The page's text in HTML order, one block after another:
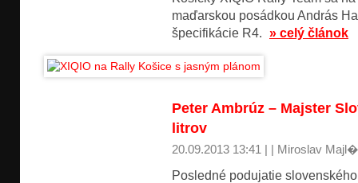
maďarskou posádkou András
špecifikácie R4. » celý článok
Peter Ambrúz – Majster
litrov
20.09.2013 13:41 | | Miroslav
Posledné podujatie